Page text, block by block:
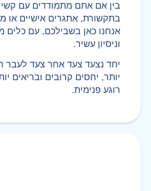
בין אם אתם מתמודדים עם
בתקשורת, אתגרים אישיים או
אנחנו כאן בשבילכם, עם כלים
וניסיון עשיר.
יחד נצעד צעד אחר צעד לעבר
יותר, יחסים קרובים ובריאים
רוגע פנימית.